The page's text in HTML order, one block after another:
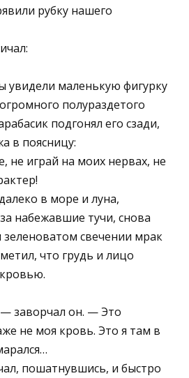
рубку нашего
увидели маленькую фигурку
полураздетого
подгонял его сзади,
в поясницу:
не играй на моих нервах, не
в море и луна,
набежавшие тучи, снова
зеленоватом свечении мрак
что грудь и лицо
заворчал он. — Это
не моя кровь. Это я там в
пошатнувшись, и быстро